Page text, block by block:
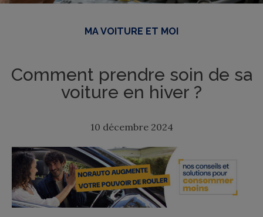
MA VOITURE ET MOI
Comment prendre soin de sa
voiture en hiver ?
10 décembre 2024